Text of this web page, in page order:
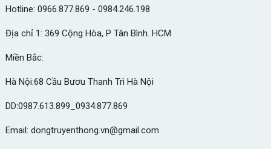
Hotline: 0966.877.869 - 0984.246.198
Địa chỉ 1: 369 Cộng Hòa, P Tân Bình. HCM
Miền Bắc:
Hà Nội:68 Cầu Bươu Thanh Trì Hà Nội
DD:0987.613.899_0934.877.869
Email: dongtruyenthong.vn@gmail.com